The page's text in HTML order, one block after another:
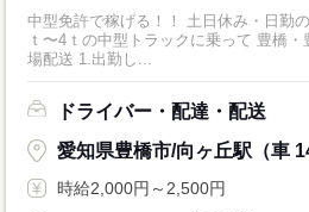
中型免許で稼げる！！ 土日休み・日勤
ｔ〜4ｔの中型トラックに乗って 豊橋
場配送 1.出勤し...
ドライバー・配達・配送
愛知県豊橋市/向ヶ丘駅（車
時給2,000円～2,500円